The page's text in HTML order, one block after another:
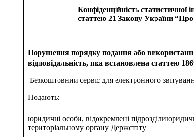
Конфіденційність статистичної
статтею 21 Закону України
Порушення порядку подання або
відповідальність, яка встановлена статтею 186
Безкоштовний сервіс для електронного
Подають:
юридичні особи, відокремлені
територіальному органу Держстату